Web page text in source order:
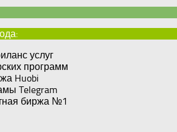
услуг
программ
Huobi
Telegram
биржа №1